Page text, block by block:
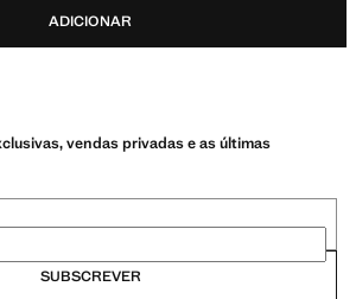
ADICIONAR
vendas privadas e as últimas
SUBSCREVER